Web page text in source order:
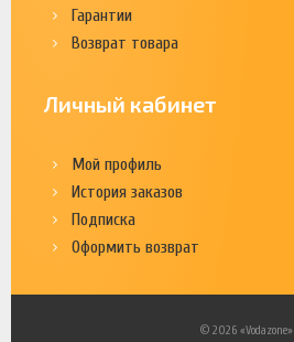
Гарантии
Возврат товара
Личный кабинет
Мой профиль
История заказов
Подписка
Оформить возврат
© 2026 «Vodazone»